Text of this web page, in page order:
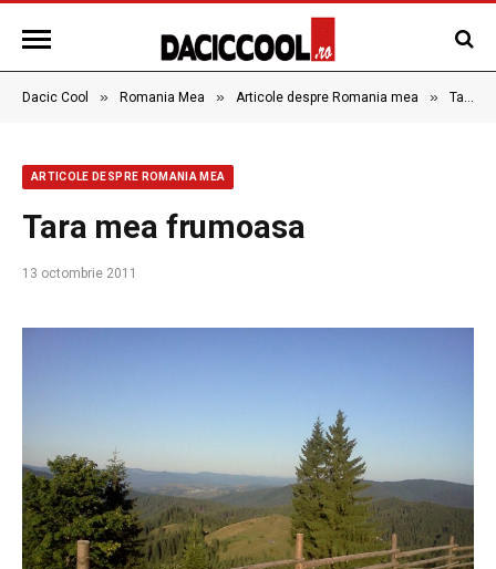
Dacic Cool » Romania Mea » Articole despre Romania mea » Tara mea frumoasa
ARTICOLE DESPRE ROMANIA MEA
Tara mea frumoasa
13 octombrie 2011